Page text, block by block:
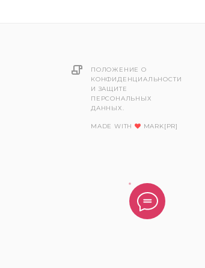
ПОЛОЖЕНИЕ О
КОНФИДЕНЦИАЛЬНОСТИ
И ЗАЩИТЕ
ПЕРСОНАЛЬНЫХ
ДАННЫХ.
MADE WITH MARK[PR]